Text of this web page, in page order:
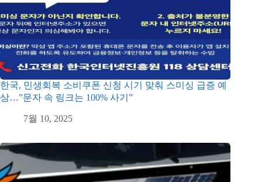
한국, 민생회복 소비쿠폰 신청 시기 맞춰 스미싱 급증 예
상…”문자 속 링크는 100% 사기”
7월 10, 2025